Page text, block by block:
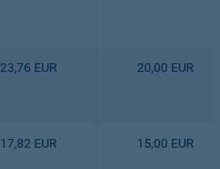
23,76 EUR 20,00 EUR
17,82 EUR 15,00 EUR